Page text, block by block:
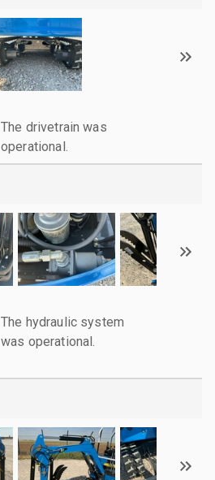
The drivetrain was
operational.
The hydraulic system
was operational.